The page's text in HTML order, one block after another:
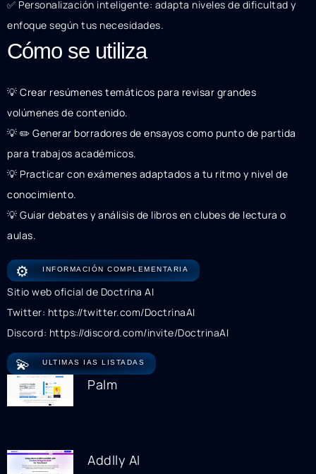
✅ Personalización inteligente: adapta niveles de dificultad y
enfoque según tus necesidades.
Cómo se utiliza
💡 Crear resúmenes temáticos para revisar grandes
volúmenes de contenido.
💡 ✏️ Generar borradores de ensayos como punto de partida
para trabajos académicos.
💡 Practicar con exámenes adaptados a tu ritmo y nivel de
conocimiento.
💡 Guiar debates y análisis de libros en clubes de lectura o
aulas.
⚙️ INFORMACIÓN COMPLEMENTARIA
Sitio web oficial de Doctrina AI
Twitter: https://twitter.com/DoctrinaAI
Discord: https://discord.com/invite/DoctrinaAI
💫 ULTIMAS IAS LISTADAS
Palm
Addlly AI